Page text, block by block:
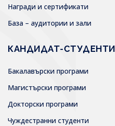
Награди и сертификати
База – аудитории и зали
КАНДИДАТ-СТУДЕНТИ
Бакалавърски програми
Магистърски програми
Докторски програми
Чуждестранни студенти